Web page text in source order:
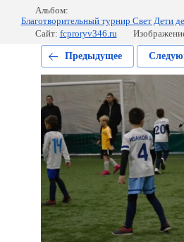
Альбом:
Благотворительный турнир Свет Дети
Сайт: fcproryv346.ru
Предыдущее